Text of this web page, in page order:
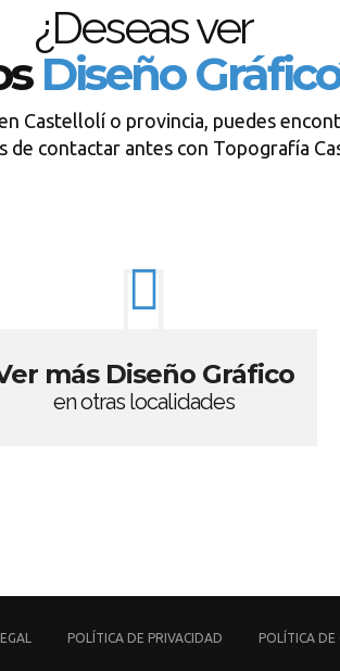
¿Deseas ver
Diseño
Castellolí o provincia, puedes
de contactar antes con Topografía
más Diseño Gráfico
en otras localidades
POLÍTICA DE PRIVACIDAD POLÍTICA DE